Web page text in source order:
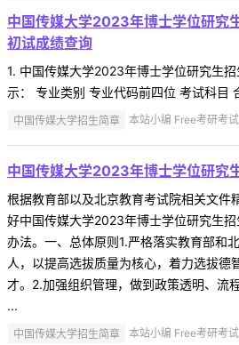
中国传媒大学2023年博士学位研究
初试成绩查询
1. 中国传媒大学2023年博士学位研究生
示： 专业类别 专业代码前四位 考试科目
中国传媒大学招生简章 本站小编 Free考研考
中国传媒大学2023年博士学位研究
根据教育部以及北京教育考试院相关文件
好中国传媒大学2023年博士学位研究生
办法。一、总体原则1.严格落实教育部和
人，以提高选拔质量为核心，着力选拔德
才。2.加强组织管理，做到政策透明、流
...
中国传媒大学招生简章 本站小编 Free考研考